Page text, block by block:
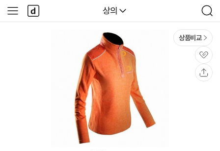
다나와
상의
검
색
사
이
다
나
와
상품비교
관
심